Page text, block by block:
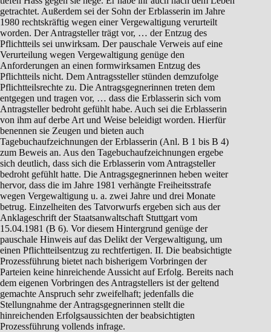
getrachtet. Außerdem sei der Sohn der Erblasserin im Jahre
1980 rechtskräftig wegen einer Vergewaltigung verurteilt
worden. Der Antragsteller trägt vor, … der Entzug des
Pflichtteils sei unwirksam. Der pauschale Verweis auf eine
Verurteilung wegen Vergewaltigung genüge den
Anforderungen an einen formwirksamen Entzug des
Pflichtteils nicht. Dem Antragssteller stünden demzufolge
Pflichtteilsrechte zu. Die Antragsgegnerinnen treten dem
entgegen und tragen vor, … dass die Erblasserin sich vom
Antragsteller bedroht gefühlt habe. Auch sei die Erblasserin
von ihm auf derbe Art und Weise beleidigt worden. Hierfür
benennen sie Zeugen und bieten auch
Tagebuchaufzeichnungen der Erblasserin (Anl. B 1 bis B 4)
zum Beweis an. Aus den Tagebuchaufzeichnungen ergebe
sich deutlich, dass sich die Erblasserin vom Antragsteller
bedroht gefühlt hatte. Die Antragsgegnerinnen heben weiter
hervor, dass die im Jahre 1981 verhängte Freiheitsstrafe
wegen Vergewaltigung u. a. zwei Jahre und drei Monate
betrug. Einzelheiten des Tatvorwurfs ergeben sich aus der
Anklageschrift der Staatsanwaltschaft Stuttgart vom
15.04.1981 (B 6). Vor diesem Hintergrund genüge der
pauschale Hinweis auf das Delikt der Vergewaltigung, um
einen Pflichtteilsentzug zu rechtfertigen. II. Die beabsichtigte
Prozessführung bietet nach bisherigem Vorbringen der
Parteien keine hinreichende Aussicht auf Erfolg. Bereits nach
dem eigenen Vorbringen des Antragstellers ist der geltend
gemachte Anspruch sehr zweifelhaft; jedenfalls die
Stellungnahme der Antragsgegnerinnen stellt die
hinreichenden Erfolgsaussichten der beabsichtigten
Prozessführung vollends infrage.